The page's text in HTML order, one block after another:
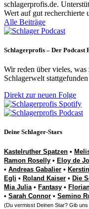
schlagerprofis.de.
Wert auf gut recherchierte
Alle Beiträge
Schlagerprofis – Der Podcast
Wir reden über vieles,
Schlagerwelt
Direkt zur neuen Folge
Deine Schlager-Stars
Kastelruther Spatzen •
Ramon Roselly • Eloy de
• Andreas Gabalier •
Egli • Roland Kaiser • Die
Mia Julia• Fantasy •
• Sarah Connor • Semino
(Du vermisst Deinen Star? Gib uns